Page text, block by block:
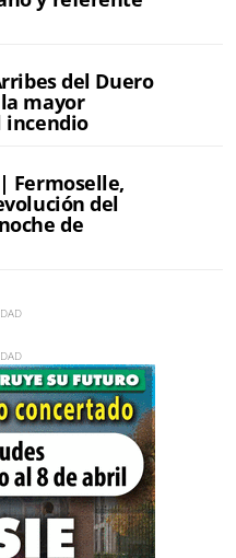
del Duero
mayor
incendio
| Fermoselle,
del
de